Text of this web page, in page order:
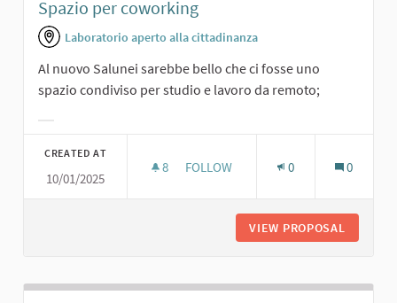
Spazio per coworking
Laboratorio aperto alla cittadinanza
Al nuovo Salunei sarebbe bello che ci fosse uno
spazio condiviso per studio e lavoro da remoto;
CREATED AT
10/01/2025
8 8 FOLLOWERS
FOLLOW 0 0
VIEW PROPOSAL